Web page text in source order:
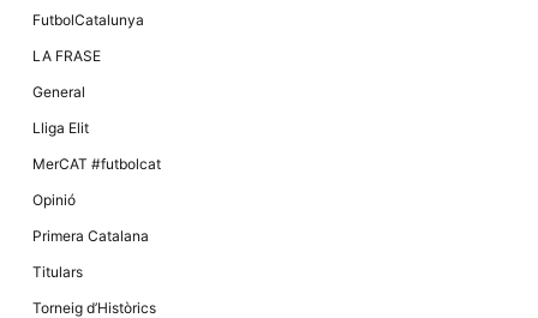
FutbolCatalunya
LA FRASE
General
Lliga Elit
MerCAT #futbolcat
Opinió
Primera Catalana
Titulars
Torneig d’Històrics